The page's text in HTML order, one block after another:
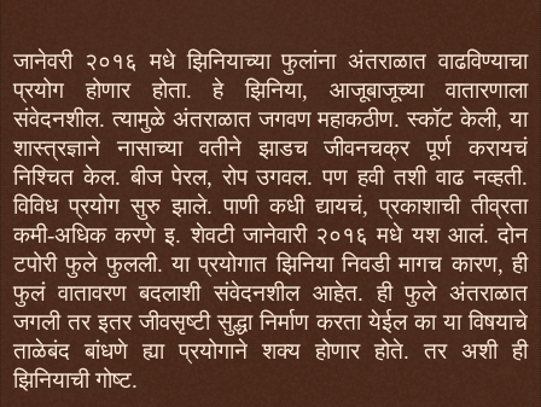
जानेवरी २०१६ मधे झिनियाच्या फुलांना अंतराळात वाढविण्याचा
प्रयोग होणार होता. हे झिनिया, आजूबाजूच्या वातारणाला
संवेदनशील. त्यामुळे अंतराळात जगवण महाकठीण. स्कॉट केली, या
शास्त्रज्ञाने नासाच्या वतीने झाडच जीवनचक्र पूर्ण करायचं
निश्चित केल. बीज पेरल, रोप उगवल. पण हवी तशी वाढ नव्हती.
विविध प्रयोग सुरु झाले. पाणी कधी द्यायचं, प्रकाशाची तीव्रता
कमी-अधिक करणे इ. शेवटी जानेवारी २०१६ मधे यश आलं. दोन
टपोरी फुले फुलली. या प्रयोगात झिनिया निवडी मागच कारण, ही
फुलं वातावरण बदलाशी संवेदनशील आहेत. ही फुले अंतराळात
जगली तर इतर जीवसृष्टी सुद्धा निर्माण करता येईल का या विषयाचे
ताळेबंद बांधणे ह्या प्रयोगाने शक्य होणार होते. तर अशी ही
झिनियाची गोष्ट.